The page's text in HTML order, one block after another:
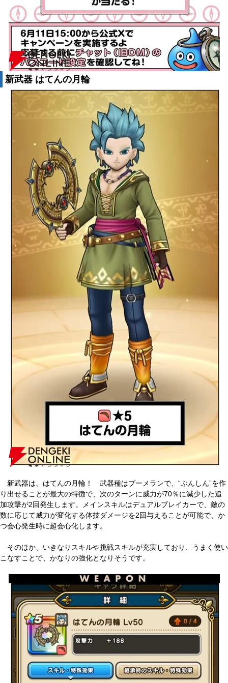
新武器 はてんの月輪
新武器は、はてんの月輪！ 武器種はブーメランで、“ぶんしん”を作
り出せることが最大の特徴で、次のターンに威力が70％に減少した追
加攻撃が2回発生します。メインスキルはデュアルブレイカーで、敵の
数に応じて威力が変化する体技ダメージを2回与えることが可能で、か
つ会心発生時に超会心化します。
そのほか、いきなりスキルや挑戦スキルが充実しており、うまく使い
こなすことで、かなりの強化となりそうです。